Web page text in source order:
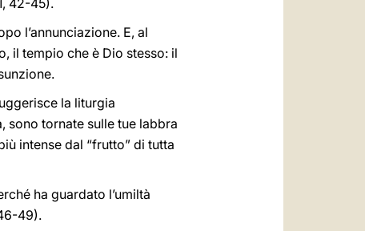
42-45).
l’annunciazione. E, al
il tempio che è Dio stesso: il
la liturgia
sono tornate sulle tue labbra
intense dal “frutto” di tutta
ha guardato l’umiltà
49).